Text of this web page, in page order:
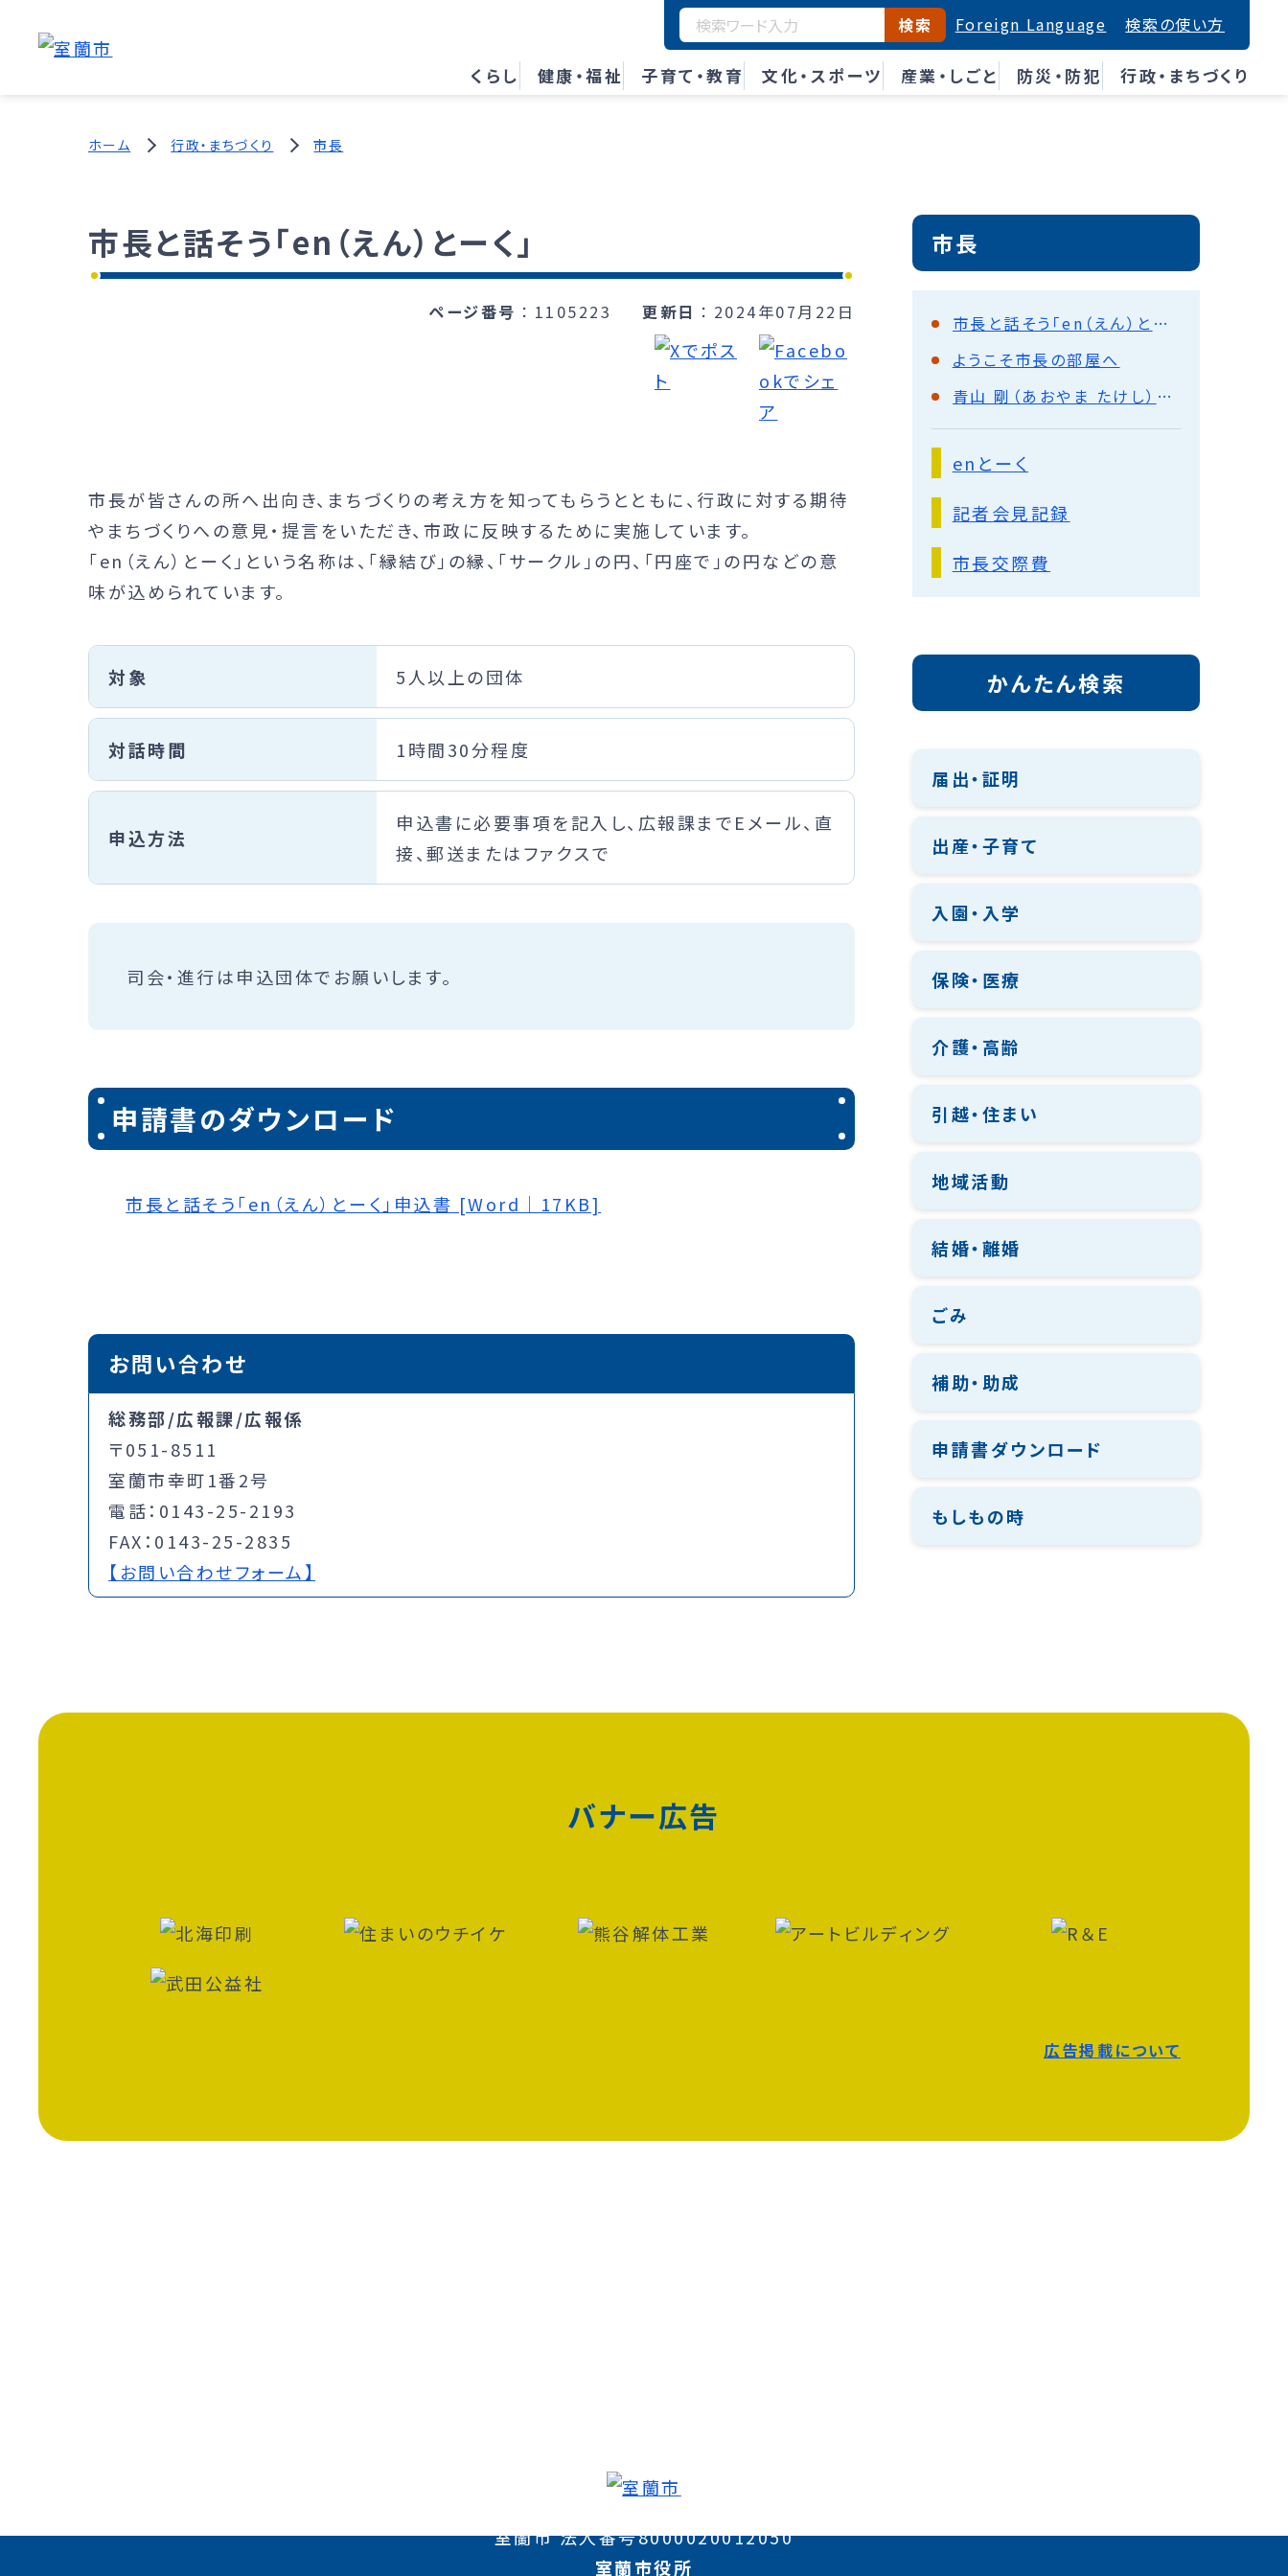
くらし 健康・福祉 子育て・教育 文化・スポーツ 産業・しごと 防災・防犯 行政・まちづくり
検索 Foreign Language 検索の使い方
ホーム 行政・まちづくり 市長
市長と話そう「en（えん）とーく」
ページ番号 1105223 更新日 2024年07月22日
市長が皆さんの所へ出向き、まちづくりの考え方を知ってもらうとともに、行政に対する期待
やまちづくりへの意見・提言をいただき、市政に反映するために実施しています。
「en（えん）とーく」という名称は、「縁結び」の縁、「サークル」の円、「円座で」の円などの意
味が込められています。
対象 5人以上の団体
対話時間 1時間30分程度
申込方法
申込書に必要事項を記入し、広報課までEメール、直
接、郵送またはファクスで
司会・進行は申込団体でお願いします。
申請書のダウンロード
市長と話そう「en（えん）とーく」申込書 [Word｜17KB]
お問い合わせ
総務部/広報課/広報係
〒051-8511
室蘭市幸町1番2号
電話：0143-25-2193
FAX：0143-25-2835
【お問い合わせフォーム】
市長
市長と話そう「en（えん）とーく」
ようこそ市長の部屋へ
青山 剛（あおやま たけし）市長プロフィール
enとーく
記者会見記録
市長交際費
かんたん検索
届出・証明
出産・子育て
入園・入学
保険・医療
介護・高齢
引越・住まい
地域活動
結婚・離婚
ごみ
補助・助成
申請書ダウンロード
もしもの時
バナー広告
広告掲載について
室蘭市 法人番号8000020012050
室蘭市役所